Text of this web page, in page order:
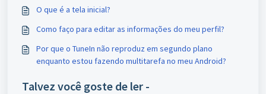
O que é a tela inicial?
Como faço para editar as informações do meu perfil?
Por que o TuneIn não reproduz em segundo plano
enquanto estou fazendo multitarefa no meu Android?
Talvez você goste de ler -